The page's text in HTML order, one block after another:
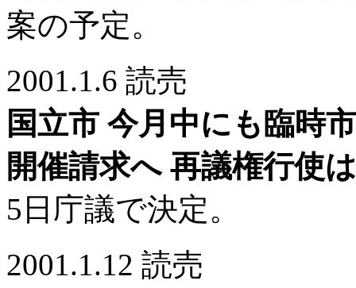
案の予定。
2001.1.6 読売
国立市 今月中にも臨時
開催請求へ 再議権行使
5日庁議で決定。
2001.1.12 読売